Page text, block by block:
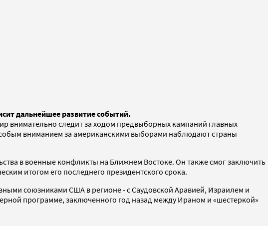
дальнейшее развитие событий.
внимательно следит за ходом предвыборных кампаний главных
вниманием за американскими выборами наблюдают страны
в военные конфликты на Ближнем Востоке. Он также смог заключить
итогом его последнего президентского срока.
союзниками США в регионе - с Саудовской Аравией, Израилем и
программе, заключенного год назад между Ираном и «шестеркой»